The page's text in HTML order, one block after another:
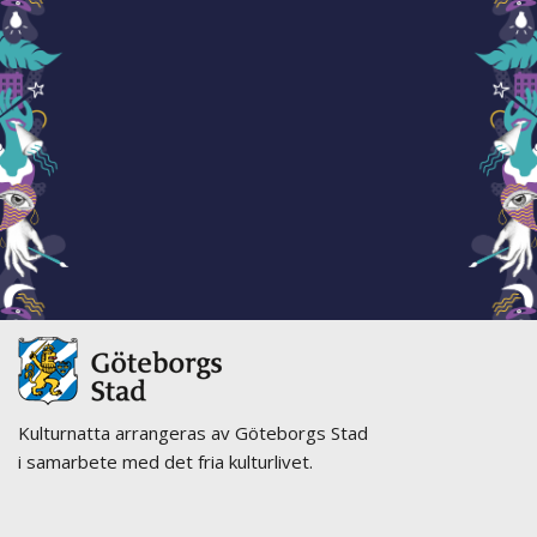
Kulturnatta arrangeras av Göteborgs Stad
i samarbete med det fria kulturlivet.